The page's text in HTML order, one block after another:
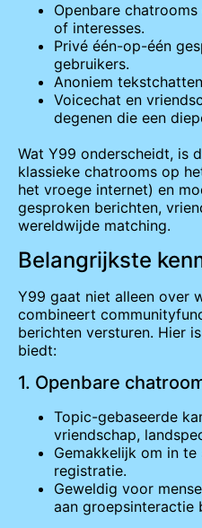
Openbare
of interesses.
Privé één-op-één
gebruikers.
Anoniem
Voicechat en
degenen die een
Wat Y99 onderscheidt, is
klassieke chatrooms op
het vroege internet) en
gesproken berichten,
wereldwijde matching.
Belangrijkste
Y99 gaat niet alleen over
combineert
berichten versturen. Hier
biedt:
1. Openbare
Topic-gebaseerde
vriendschap,
Gemakkelijk om in
registratie.
Geweldig voor
aan groepsinteractie